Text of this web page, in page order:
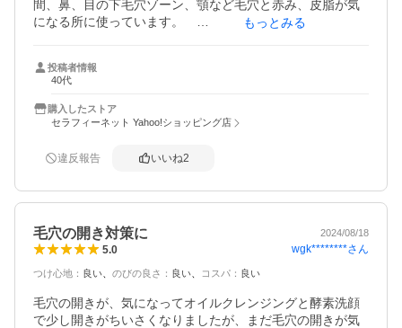
間、鼻、目の下毛穴ゾーン、顎など毛穴と赤み、皮脂が気
になる所に使っています。
毛穴がかなり目立ちやすい肌質で極端なドライ系オイリー
スキン。塗らないと皮脂が過剰にでるため、欠かせませ
ん。人によって酸ですので、ピリツキが出ますが使い続け
るうちに少なくなる方がほとんどのよう。私は2年ほど使用
もっとみる
投稿者情報
40代
購入したストア
セラフィーネット Yahoo!ショッピング店
違反報告 いいね2
毛穴の開き対策に 2024/08/18
5.0 wgk********さん
つけ心地 ： 良い のびの良さ ： 良い コスパ ： 良い
毛穴の開きが、気になってオイルクレンジングと酵素洗顔
で少し開きがちいさくなりましたが、まだ毛穴の開きが気